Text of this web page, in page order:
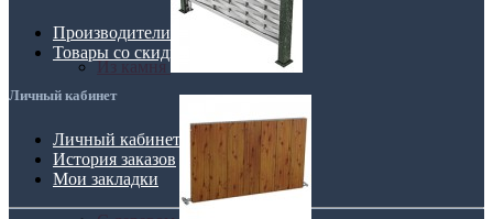
Из камня
Производители
Товары со скидкой
Личный кабинет
Личный кабинет
История заказов
Мои закладки